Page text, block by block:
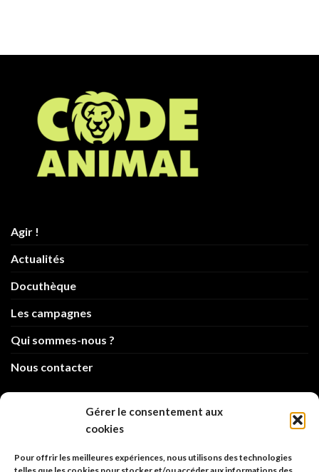
Gérer le consentement aux
cookies
Pour offrir les meilleures expériences, nous utilisons des technologies
Agir !
Actualités
Docuthèque
Les campagnes
Qui sommes-nous ?
Nous contacter
info@code-animal.com